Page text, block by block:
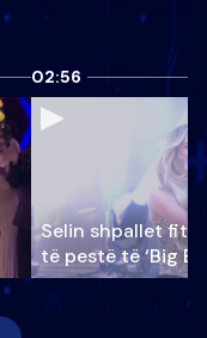
02:56
Selin shpallet
të pestë të ‘Big